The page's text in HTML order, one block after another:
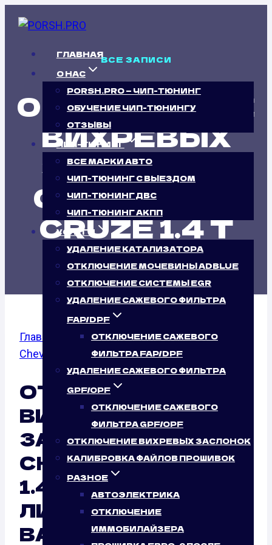
ГЛАВНАЯ
О НАС
PORSH.PRO — ЧИП-ТЮНИНГ
ОБУЧЕНИЕ ЧИП-ТЮНИНГУ
ОТЗЫВЫ
ЧИП-ТЮНИНГ
ВСЕ МАРКИ АВТО
ЧИП-ТЮНИНГ С ВЫЕЗДОМ
ЧИП-ТЮНИНГ ДВС
ЧИП-ТЮНИНГ АКПП
УСЛУГИ
УДАЛЕНИЕ КАТАЛИЗАТОРА
ОТКЛЮЧЕНИЕ МОЧЕВИНЫ ADBLUE
ОТКЛЮЧЕНИЕ СИСТЕМЫ EGR
УДАЛЕНИЕ САЖЕВОГО ФИЛЬТРА
FAP/DPF
ОТКЛЮЧЕНИЕ САЖЕВОГО
ФИЛЬТРА FAP/DPF
УДАЛЕНИЕ САЖЕВОГО ФИЛЬТРА
GPF/OPF
ОТКЛЮЧЕНИЕ САЖЕВОГО
ФИЛЬТРА GPF/OPF
ОТКЛЮЧЕНИЕ ВИХРЕВЫХ ЗАСЛОНОК
КАЛИБРОВКА ФАЙЛОВ ПРОШИВОК
РАЗНОЕ
АВТОЭЛЕКТРИКА
ОТКЛЮЧЕНИЕ
ИММОБИЛАЙЗЕРА
ВСЕ ЗАПИСИ
ОТКЛЮЧЕНИЕ
ВИХРЕВЫХ
ЗАСЛОНОК
CHEVROLET
CRUZE 1.4 T
(140 Л.С.)
Главная Отключение вихревых заслонок
Chevrolet
Cruze/ 1.4 T
ОТКЛЮЧЕНИЕ
ВИХРЕВЫХ
ЗАСЛОНОК
CHEVROLET CRUZE
1.4 T (140 Л.С.): ТАК
ЛИ ЭТО НУЖНО
ВАШЕМУ